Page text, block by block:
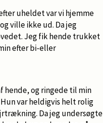
uheldet var vi hjemme
ville ikke ud. Da jeg
Jeg fik hende trukket
efter bi-eller
hende, og ringede til min
var heldigvis helt rolig
Da jeg undersøgte